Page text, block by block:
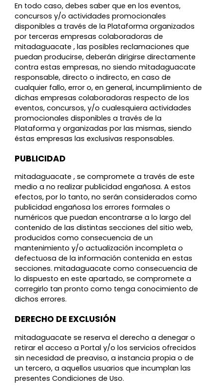
En todo caso, debes saber que en los eventos,
concursos y/o actividades promocionales
disponibles a través de la Plataforma organizados
por terceras empresas colaboradoras de
mitadaguacate , las posibles reclamaciones que
puedan producirse, deberán dirigirse directamente
contra estas empresas, no siendo mitadaguacate
responsable, directo o indirecto, en caso de
cualquier fallo, error o, en general, incumplimiento de
dichas empresas colaboradoras respecto de los
eventos, concursos, y/o cualesquiera actividades
promocionales disponibles a través de la
Plataforma y organizadas por las mismas, siendo
éstas empresas las exclusivas responsables.
PUBLICIDAD
mitadaguacate , se compromete a través de este
medio a no realizar publicidad engañosa. A estos
efectos, por lo tanto, no serán considerados como
publicidad engañosa los errores formales o
numéricos que puedan encontrarse a lo largo del
contenido de las distintas secciones del sitio web,
producidos como consecuencia de un
mantenimiento y/o actualización incompleta o
defectuosa de la información contenida en estas
secciones. mitadaguacate como consecuencia de
lo dispuesto en este apartado, se compromete a
corregirlo tan pronto como tenga conocimiento de
dichos errores.
DERECHO DE EXCLUSIÓN
mitadaguacate se reserva el derecho a denegar o
retirar el acceso a Portal y/o los servicios ofrecidos
sin necesidad de preaviso, a instancia propia o de
un tercero, a aquellos usuarios que incumplan las
presentes Condiciones de Uso.